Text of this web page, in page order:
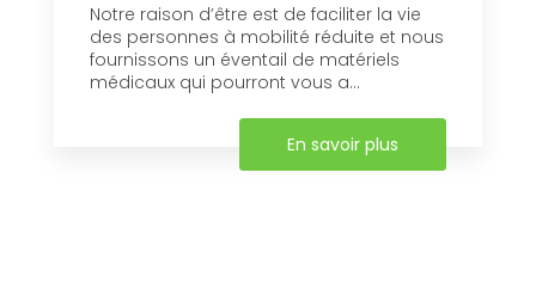
Notre raison d’être est de faciliter la vie
des personnes à mobilité réduite et nous
fournissons un éventail de matériels
médicaux qui pourront vous a...
En savoir plus